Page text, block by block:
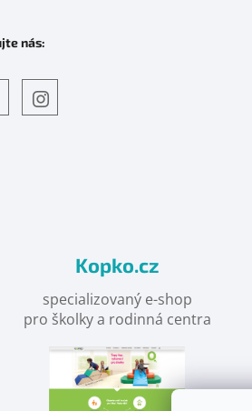
nás:
Kopko.cz
specializovaný e-shop
pro školky a rodinná centra